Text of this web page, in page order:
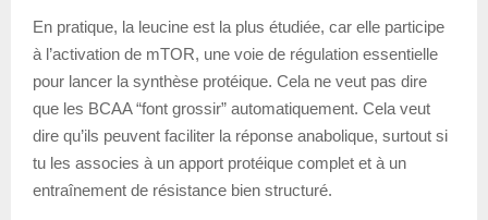
En pratique, la leucine est la plus étudiée, car elle participe
à l’activation de mTOR, une voie de régulation essentielle
pour lancer la synthèse protéique. Cela ne veut pas dire
que les BCAA “font grossir” automatiquement. Cela veut
dire qu’ils peuvent faciliter la réponse anabolique, surtout si
tu les associes à un apport protéique complet et à un
entraînement de résistance bien structuré.